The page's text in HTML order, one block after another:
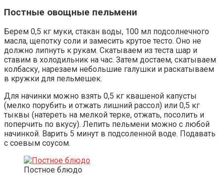
Постные овощные пельмени
Берем 0,5 кг муки, стакан воды, 100 мл подсолнечного
масла, щепотку соли и замесить крутое тесто. Оно не
должно липнуть к рукам. Скатываем из теста шар и
ставим в холодильник на час. Затем достаем, скатываем
колбаску, нарезаем небольшие галушки и раскатываем
в кружки для пельмешек.
Для начинки можно взять 0,5 кг квашеной капусты
(мелко порубить и отжать лишний рассол) или 0,5 кг
тыквы (натереть на мелкой терке, отжать, посолить и
поперчить по вкусу). Лепить пельмени можно с любой
начинкой. Варить 5 минут в подсоленной воде. Подавать
с соевым соусом.
Постное блюдо